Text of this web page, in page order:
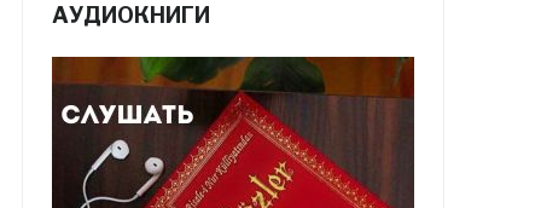
АУДИОКНИГИ